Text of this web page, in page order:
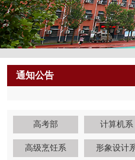
通知公告
高考部 计算机系
高级烹饪系 形象设计